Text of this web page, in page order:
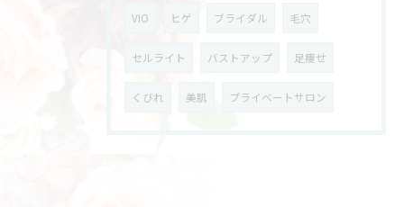
VIO ヒゲ ブライダル 毛穴
セルライト バストアップ 足痩せ
くびれ 美肌 プライベートサロン